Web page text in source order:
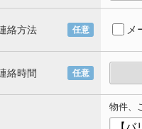
絡方法 任意 メ
絡時間 任意
物件、